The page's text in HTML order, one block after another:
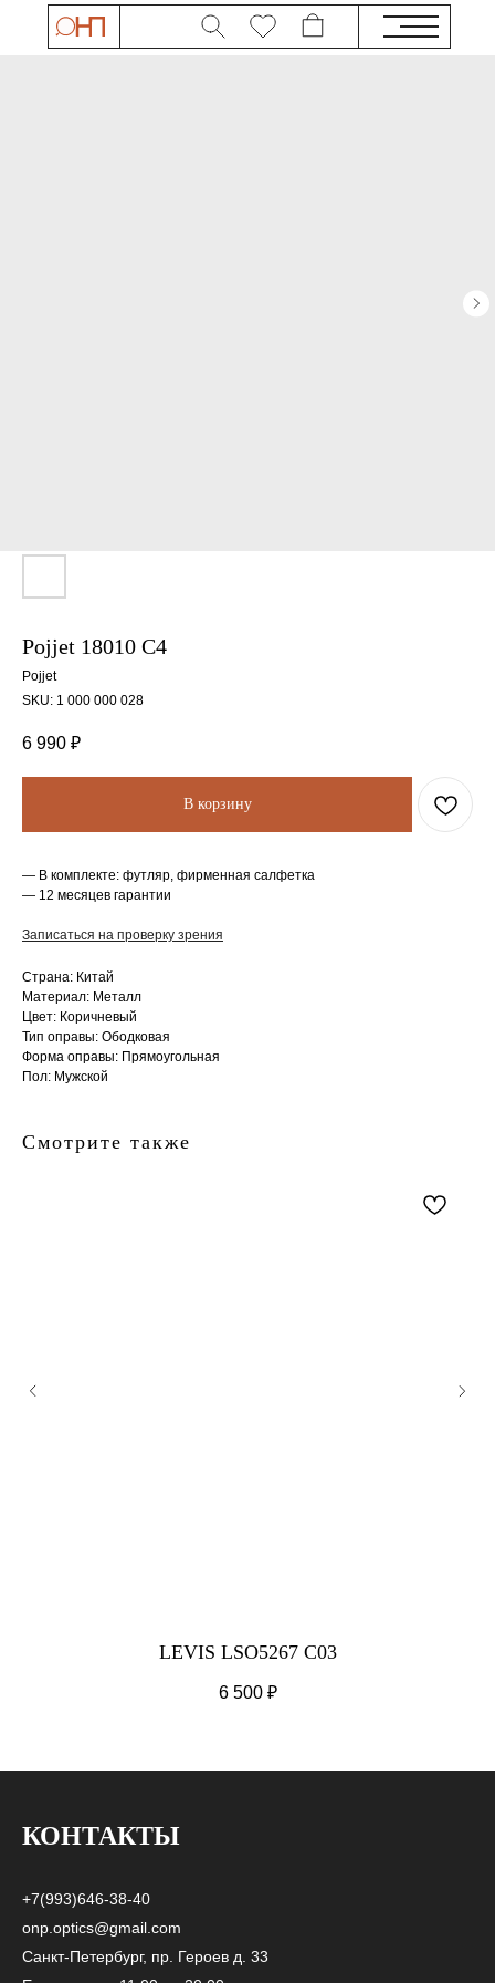
Pojjet 18010 C4
Pojjet
SKU: 1 000 000 028
6 990 ₽
В корзину
— В комплекте: футляр, фирменная салфетка
— 12 месяцев гарантии
Записаться на проверку зрения
Страна: Китай
Материал: Металл
Цвет: Коричневый
Тип оправы: Ободковая
Форма оправы: Прямоугольная
Пол: Мужской
Смотрите также
LEVIS LSO5267 C03
6 500 ₽
КОНТАКТЫ
+7(993)646-38-40
onp.optics@gmail.com
Санкт-Петербург, пр. Героев д. 33